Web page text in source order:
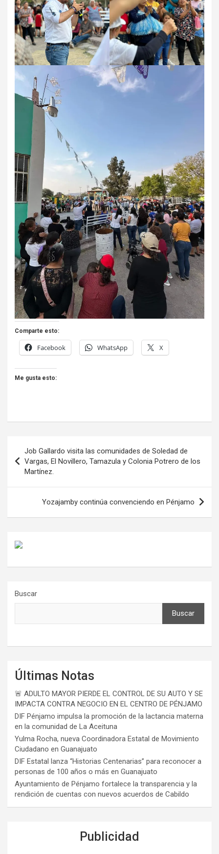
Comparte esto:
Facebook WhatsApp X
Me gusta esto:
de
entradas
Job Gallardo visita las comunidades de Soledad de
Vargas, El Novillero, Tamazula y Colonia Potrero de los
Martínez.
Yozajamby continúa convenciendo en Pénjamo
Buscar
Buscar
Últimas Notas
🚨 ADULTO MAYOR PIERDE EL CONTROL DE SU AUTO Y SE
IMPACTA CONTRA NEGOCIO EN EL CENTRO DE PÉNJAMO
DIF Pénjamo impulsa la promoción de la lactancia materna
en la comunidad de La Aceituna
Yulma Rocha, nueva Coordinadora Estatal de Movimiento
Ciudadano en Guanajuato
DIF Estatal lanza “Historias Centenarias” para reconocer a
personas de 100 años o más en Guanajuato
Ayuntamiento de Pénjamo fortalece la transparencia y la
rendición de cuentas con nuevos acuerdos de Cabildo
Publicidad